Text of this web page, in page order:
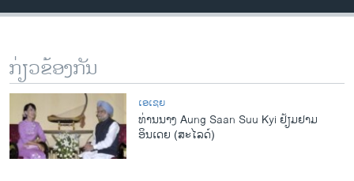
ທຸລະກິດ
ວີດີໂອ
ສຽງ
ລາຍການກະຈາຍສຽງ
ລາຍງານ
ຕິດຕາມພວກເຮົາ ທີ່
ກ່ຽວຂ້ອງກັນ
ເອເຊຍ
ທ່ານນາງ Aung Saan Suu Kyi ຢ້ຽມຢາມ
ອິນເດຍ (ສະໄລດ໌)